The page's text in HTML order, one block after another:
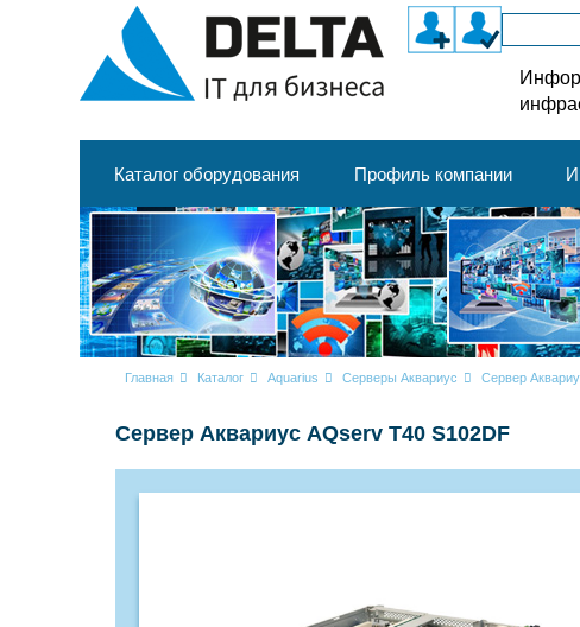
Каталог оборудования Профиль компании
Главная Каталог Aquarius Серверы Аквариус Сервер
Сервер Аквариус AQserv T40 S102DF